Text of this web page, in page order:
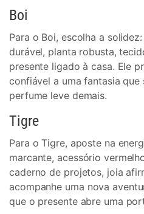
Boi
Para o Boi, escolha a
durável, planta robusta,
presente ligado à casa. Ele
confiável a uma fantasia que
perfume leve demais.
Tigre
Para o Tigre, aposte na
marcante, acessório
caderno de projetos, joia
acompanhe uma nova
que o presente abre uma